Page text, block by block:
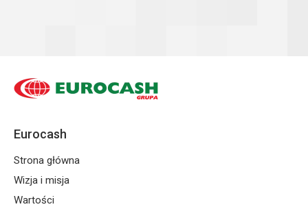
Eurocash
Strona główna
Wizja i misja
Wartości